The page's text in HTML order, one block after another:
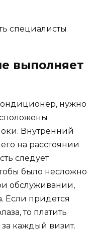
выполняет
нужно
Внутренний
на расстоянии
следует
было несложно
обслуживании,
Если придется
то платить
каждый визит.